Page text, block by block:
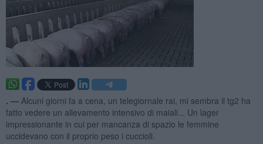
. — Alcuni giorni fa a cena, un telegiornale rai, mi sembra il tg2 ha
fatto vedere un allevamento intensivo di maiali... Un lager
impressionante in cui per mancanza di spazio le femmine
uccidevano con il proprio peso i cuccioli.